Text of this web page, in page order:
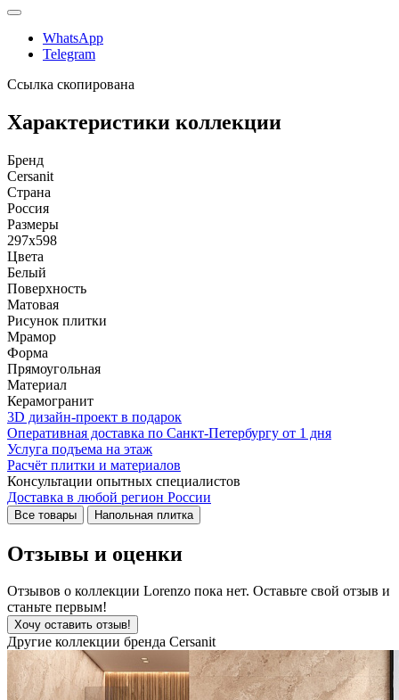
WhatsApp
Telegram
Ссылка скопирована
Характеристики коллекции
Бренд
Cersanit
Страна
Россия
Размеры
297x598
Цвета
Белый
Поверхность
Матовая
Рисунок плитки
Мрамор
Форма
Прямоугольная
Материал
Керамогранит
3D дизайн-проект в подарок
Оперативная доставка по Санкт-Петербургу от 1 дня
Услуга подъема на этаж
Расчёт плитки и материалов
Консультации опытных специалистов
Доставка в любой регион России
Все товары Напольная плитка
Отзывы и оценки
Отзывов о коллекции Lorenzo пока нет. Оставьте свой отзыв и
станьте первым!
Хочу оставить отзыв!
Другие коллекции бренда Cersanit